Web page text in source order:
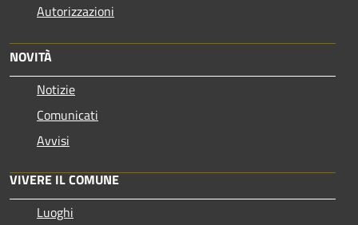
Autorizzazioni
NOVITÀ
Notizie
Comunicati
Avvisi
VIVERE IL COMUNE
Luoghi